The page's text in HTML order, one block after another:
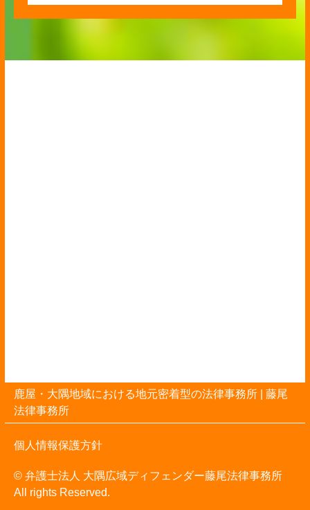
鹿屋・大隅地域における地元密着型の法律事務所 | 藤尾
法律事務所
個人情報保護方針
© 弁護士法人 大隅広域ディフェンダー藤尾法律事務所
All rights Reserved.